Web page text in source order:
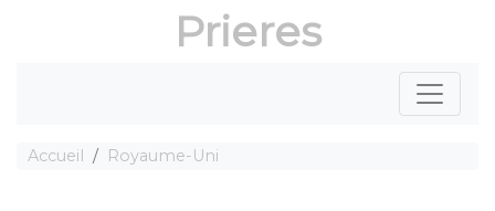
Prieres
Accueil Royaume-Uni